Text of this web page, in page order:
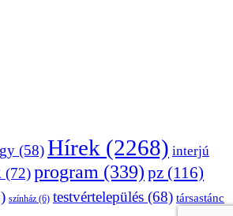
(58)Hírek (2268) interjú
(72)program (339) pz (116)
színház (6) testvértelepülés (68) társastánc